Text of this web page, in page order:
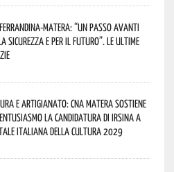
Matera: “Un passo avanti
sicurezza e per il futuro”. Le ultime
e Artigianato: CNA Matera sostiene
la candidatura di Irsina a
Italiana della Cultura 2029